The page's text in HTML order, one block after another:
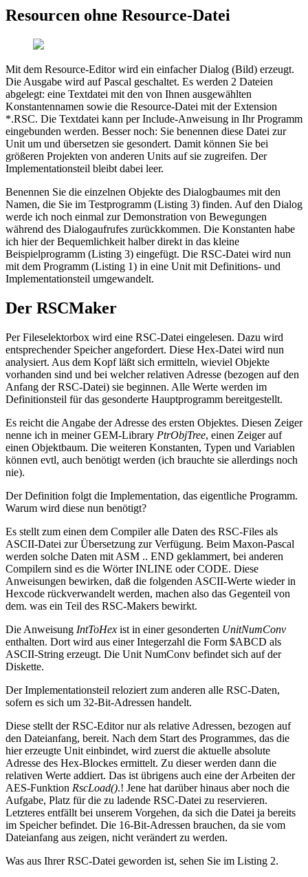
Resourcen ohne Resource-Datei
Mit dem Resource-Editor wird ein einfacher Dialog (Bild) erzeugt.
Die Ausgabe wird auf Pascal geschaltet. Es werden 2 Dateien
abgelegt: eine Textdatei mit den von Ihnen ausgewählten
Konstantennamen sowie die Resource-Datei mit der Extension
*.RSC. Die Textdatei kann per Include-Anweisung in Ihr Programm
eingebunden werden. Besser noch: Sie benennen diese Datei zur
Unit um und übersetzen sie gesondert. Damit können Sie bei
größeren Projekten von anderen Units auf sie zugreifen. Der
Implementationsteil bleibt dabei leer.
Benennen Sie die einzelnen Objekte des Dialogbaumes mit den
Namen, die Sie im Testprogramm (Listing 3) finden. Auf den Dialog
werde ich noch einmal zur Demonstration von Bewegungen
während des Dialogaufrufes zurückkommen. Die Konstanten habe
ich hier der Bequemlichkeit halber direkt in das kleine
Beispielprogramm (Listing 3) eingefügt. Die RSC-Datei wird nun
mit dem Programm (Listing 1) in eine Unit mit Definitions- und
Implementationsteil umgewandelt.
Der RSCMaker
Per Fileselektorbox wird eine RSC-Datei eingelesen. Dazu wird
entsprechender Speicher angefordert. Diese Hex-Datei wird nun
analysiert. Aus dem Kopf läßt sich ermitteln, wieviel Objekte
vorhanden sind und bei welcher relativen Adresse (bezogen auf den
Anfang der RSC-Datei) sie beginnen. Alle Werte werden im
Definitionsteil für das gesonderte Hauptprogramm bereitgestellt.
Es reicht die Angabe der Adresse des ersten Objektes. Diesen Zeiger
nenne ich in meiner GEM-Library PtrObjTree, einen Zeiger auf
einen Objektbaum. Die weiteren Konstanten, Typen und Variablen
können evtl, auch benötigt werden (ich brauchte sie allerdings noch
nie).
Der Definition folgt die Implementation, das eigentliche Programm.
Warum wird diese nun benötigt?
Es stellt zum einen dem Compiler alle Daten des RSC-Files als
ASCII-Datei zur Übersetzung zur Verfügung. Beim Maxon-Pascal
werden solche Daten mit ASM .. END geklammert, bei anderen
Compilern sind es die Wörter INLINE oder CODE. Diese
Anweisungen bewirken, daß die folgenden ASCII-Werte wieder in
Hexcode rückverwandelt werden, machen also das Gegenteil von
dem. was ein Teil des RSC-Makers bewirkt.
Die Anweisung IntToHex ist in einer gesonderten UnitNumConv
enthalten. Dort wird aus einer Integerzahl die Form $ABCD als
ASCII-String erzeugt. Die Unit NumConv befindet sich auf der
Diskette.
Der Implementationsteil reloziert zum anderen alle RSC-Daten,
sofern es sich um 32-Bit-Adressen handelt.
Diese stellt der RSC-Editor nur als relative Adressen, bezogen auf
den Dateianfang, bereit. Nach dem Start des Programmes, das die
hier erzeugte Unit einbindet, wird zuerst die aktuelle absolute
Adresse des Hex-Blockes ermittelt. Zu dieser werden dann die
relativen Werte addiert. Das ist übrigens auch eine der Arbeiten der
AES-Funktion RscLoad().! Jene hat darüber hinaus aber noch die
Aufgabe, Platz für die zu ladende RSC-Datei zu reservieren.
Letzteres entfällt bei unserem Vorgehen, da sich die Datei ja bereits
im Speicher befindet. Die 16-Bit-Adressen brauchen, da sie vom
Dateianfang aus zeigen, nicht verändert zu werden.
Was aus Ihrer RSC-Datei geworden ist, sehen Sie im Listing 2.